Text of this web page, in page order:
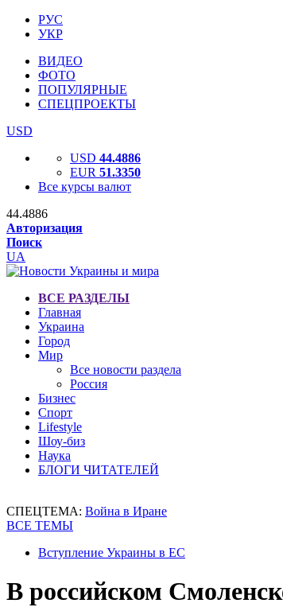
РУС
УКР
ВИДЕО
ФОТО
ПОПУЛЯРНЫЕ
СПЕЦПРОЕКТЫ
USD
USD 44.4886
EUR 51.3350
Все курсы валют
44.4886
Авторизация
Поиск
UA
ВСЕ РАЗДЕЛЫ
Главная
Украина
Город
Мир
Все новости раздела
Россия
Бизнес
Спорт
Lifestyle
Шоу-биз
Наука
БЛОГИ ЧИТАТЕЛЕЙ
СПЕЦТЕМА: Война в Иране
ВСЕ ТЕМЫ
Вступление Украины в ЕС
В российском